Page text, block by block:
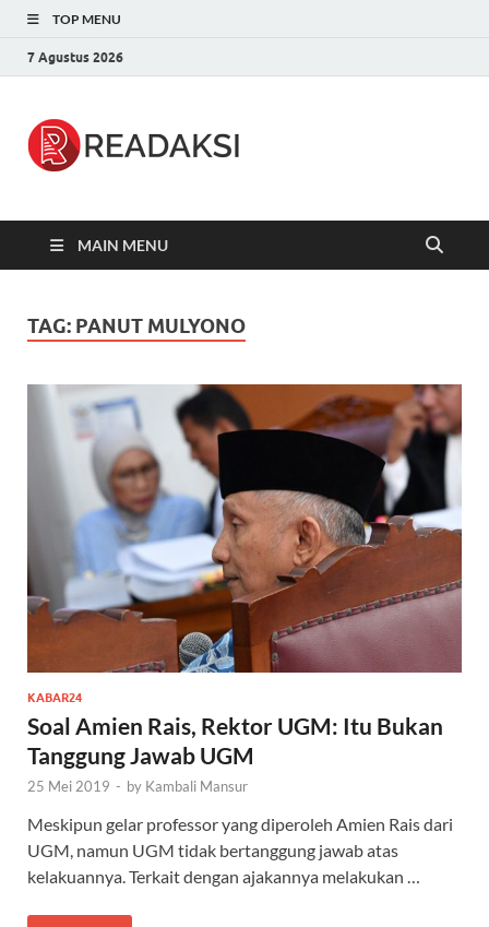
TOP MENU
7 Agustus 2026
MAIN MENU
TAG: PANUT MULYONO
KABAR24
Soal Amien Rais, Rektor UGM: Itu Bukan
Tanggung Jawab UGM
25 Mei 2019 - by Kambali Mansur
Meskipun gelar professor yang diperoleh Amien Rais dari
UGM, namun UGM tidak bertanggung jawab atas
kelakuannya. Terkait dengan ajakannya melakukan …